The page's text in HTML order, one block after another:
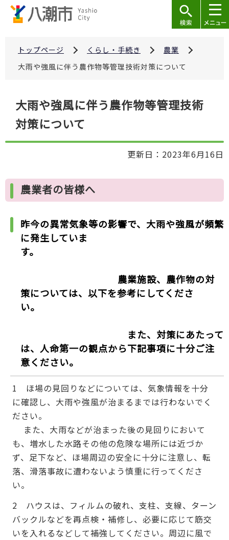
トップページ くらし・手続き
農業
大雨や強風に伴う農作物等管理技術対策について
大雨や強風に伴う農作物等管理技術
対策について
更新日：2023年6月16日
農業者の皆様へ
昨今の異常気象等の影響で、大雨や強風が頻繁
に発生していま
す。
農業施設、農作物の対
策については、以下を参考にしてくださ
い。
また、対策にあたって
は、人命第一の観点から下記事項に十分ご注
意ください。
1 ほ場の見回りなどについては、気象情報を十分
に確認し、大雨や強風が治まるまでは行わないでく
ださい。
また、大雨などが治まった後の見回りにおいて
も、増水した水路その他の危険な場所には近づか
ず、足下など、ほ場周辺の安全に十分に注意し、転
落、滑落事故に遭わないよう慎重に行ってくださ
い。
2 ハウスは、フィルムの破れ、支柱、支線、ターン
バックルなどを再点検・補修し、必要に応じて筋交
いを入れるなどして補強してください。周辺に風で